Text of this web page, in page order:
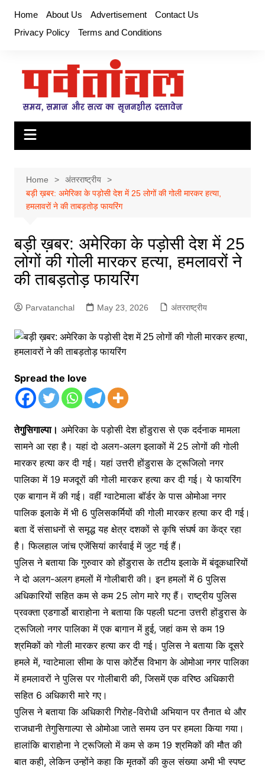
content
Home About Us Advertisement
Contact Us
Privacy Policy
Terms and Conditions
Home
अंतरराष्ट्रीय
बड़ी ख़बर: अमेरिका के पड़ोसी देश में 25 लोगों की गोली मारकर हत्या,
हमलावरों ने की ताबड़तोड़ फायरिंग
बड़ी ख़बर: अमेरिका के पड़ोसी देश में 25
लोगों की गोली मारकर हत्या, हमलावरों ने
की ताबड़तोड़ फायरिंग
Parvatanchal May 23, 2026 अंतरराष्ट्रीय
Spread the love
तेगुसिगाल्पा। अमेरिका के पड़ोसी देश होंडुरास से एक दर्दनाक मामला
सामने आ रहा है। यहां दो अलग-अलग इलाकों में 25 लोगों की गोली
मारकर हत्या कर दी गई। यहां उत्तरी होंडुरास के ट्रूजिलो नगर
पालिका में 19 मजदूरों की गोली मारकर हत्या कर दी गई। ये फायरिंग
एक बागान में की गई। वहीं ग्वाटेमाला बॉर्डर के पास ओमोआ नगर
पालिक इलाके में भी 6 पुलिसकर्मियों की गोली मारकर हत्या कर दी गई।
बता दें संसाधनों से समृद्ध यह क्षेत्र दशकों से कृषि संघर्ष का केंद्र रहा
है। फिलहाल जांच एजेंसियां कार्रवाई में जुट गई हैं।
पुलिस ने बताया कि गुरुवार को होंडुरास के तटीय इलाके में बंदूकधारियों
ने दो अलग-अलग हमलों में गोलीबारी की। इन हमलों में 6 पुलिस
अधिकारियों सहित कम से कम 25 लोग मारे गए हैं। राष्ट्रीय पुलिस
प्रवक्ता एडगार्डो बाराहोना ने बताया कि पहली घटना उत्तरी होंडुरास के
ट्रूजिलो नगर पालिका में एक बागान में हुई, जहां कम से कम 19
श्रमिकों को गोली मारकर हत्या कर दी गई। पुलिस ने बताया कि दूसरे
हमले में, ग्वाटेमाला सीमा के पास कोर्टेस विभाग के ओमोआ नगर पालिका
में हमलावरों ने पुलिस पर गोलीबारी की, जिसमें एक वरिष्ठ अधिकारी
सहित 6 अधिकारी मारे गए।
पुलिस ने बताया कि अधिकारी गिरोह-विरोधी अभियान पर तैनात थे और
राजधानी तेगुसिगाल्पा से ओमोआ जाते समय उन पर हमला किया गया।
हालांकि बाराहोना ने ट्रूजिलो में कम से कम 19 श्रमिकों की मौत की
बात कही, लेकिन उन्होंने कहा कि मृतकों की कुल संख्या अभी भी स्पष्ट